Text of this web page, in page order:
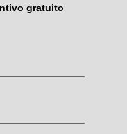
gratuito